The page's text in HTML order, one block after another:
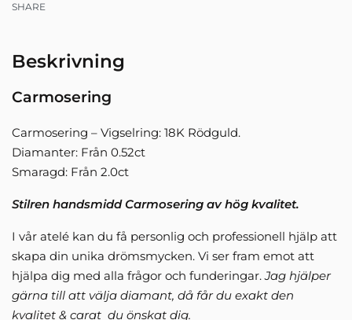
SHARE
Beskrivning
Carmosering
Carmosering – Vigselring: 18K Rödguld.
Diamanter: Från 0.52ct
Smaragd: Från 2.0ct
Stilren handsmidd Carmosering av hög kvalitet.
I vår atelé kan du få personlig och professionell hjälp att
skapa din unika drömsmycken. Vi ser fram emot att
hjälpa dig med alla frågor och funderingar.Jag hjälper
gärna till att välja diamant, då får du exakt den
kvalitet & carat du önskat dig.